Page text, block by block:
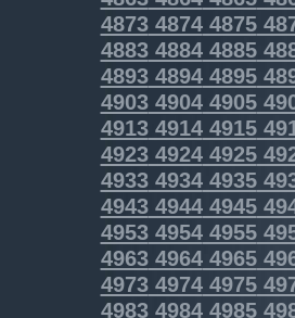
487348744875
488348844885
489348944895
490349044905
491349144915
492349244925
493349344935
494349444945
495349544955
496349644965
497349744975
498349844985